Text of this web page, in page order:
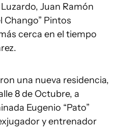
Juan Ramón
Chango” Pintos
cerca en el tiempo
una nueva residencia,
8 de Octubre, a
Eugenio “Pato”
y entrenador